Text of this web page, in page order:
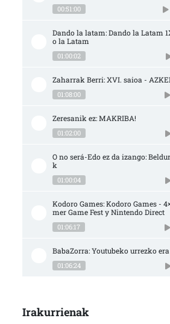
00:51:00
Dando la latam: Dando la Latam
o la Latam
01:00:02
Zaharrak Berri: XVI. saioa -
01:08:00
Zeresanik ez: MAKRIBA!
01:02:00
O no será-Edo ez da izango:
k
01:00:04
Kodoro Games: Kodoro Games -
mer Game Fest y Nintendo Direct
01:06:17
BabaZorra: Youtubeko urrezko
01:06:24
Irakurrienak